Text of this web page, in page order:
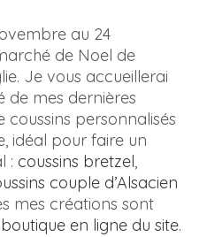
au 24
de Noel de
Je vous accueillerai
de mes dernières
personnalisés
idéal pour faire un
: coussins bretzel,
couple d’Alsacien
mes créations sont
boutique en ligne du site.